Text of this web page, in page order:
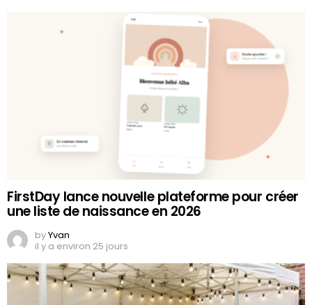
FirstDay lance nouvelle plateforme pour créer
une liste de naissance en 2026
byYvan
il y a environ 25 jours